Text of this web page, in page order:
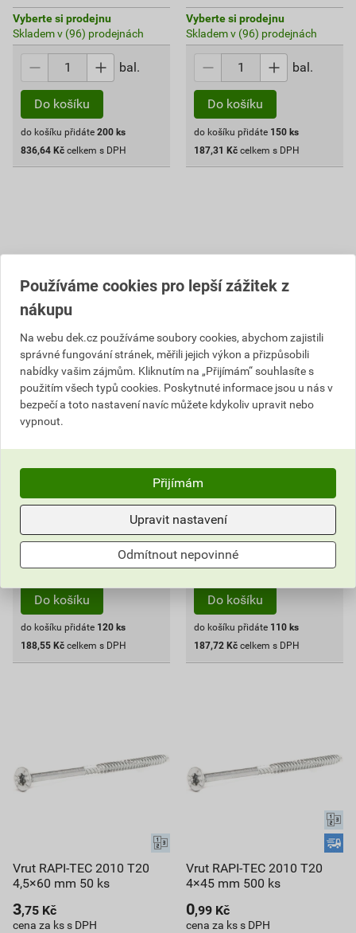
Vyberte si prodejnu
Skladem v (96) prodejnách
bal.
Do košíku
do košíku přidáte 200 ks
836,64 Kč celkem s DPH
Vyberte si prodejnu
Skladem v (96) prodejnách
bal.
Do košíku
do košíku přidáte 150 ks
187,31 Kč celkem s DPH
Vrut RAPI-TEC 2010 T10
3,5×40 mm 120 ks
1 ,57Kč
cena za ks s DPH
219,25 Kč
188,55Kč
Skladem v (96) prodejnách
bal.
Do košíku
do košíku přidáte 120 ks
188,55 Kč celkem s DPH
Vrut RAPI-TEC 2010 T10
3,5×50 mm 110 ks
1 Kč
218,28 Kč
187,72Kč
cena za bal. s DPH
Vyberte si prodejnu
Do košíku
do košíku přidáte 110 ks
187,72 Kč celkem s DPH
Vrut RAPI-TEC 2010 T20
4,5×60 mm 50 ks
3,75 Kč
cena za ks s DPH
Vrut RAPI-TEC 2010 T20
4×45 mm 500 ks
0,99 Kč
cena za ks s DPH
Používáme cookies pro lepší zážitek z
nákupu
Na webu dek.cz používáme soubory cookies, abychom zajistili
správné fungování stránek, měřili jejich výkon a přizpůsobili
nabídky vašim zájmům. Kliknutím na „Přijímám“ souhlasíte s
použitím všech typů cookies. Poskytnuté informace jsou u nás v
bezpečí a toto nastavení navíc můžete kdykoliv upravit nebo
vypnout.
Přijímám
Upravit nastavení
Odmítnout nepovinné